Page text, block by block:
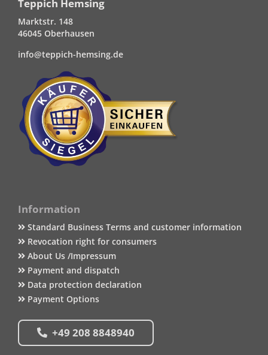
Teppich Hemsing
Marktstr. 148
46045 Oberhausen
info@teppich-hemsing.de
Information
Standard Business Terms and customer information
Revocation right for consumers
About Us /Impressum
Payment and dispatch
Data protection declaration
Payment Options
+49 208 8848940